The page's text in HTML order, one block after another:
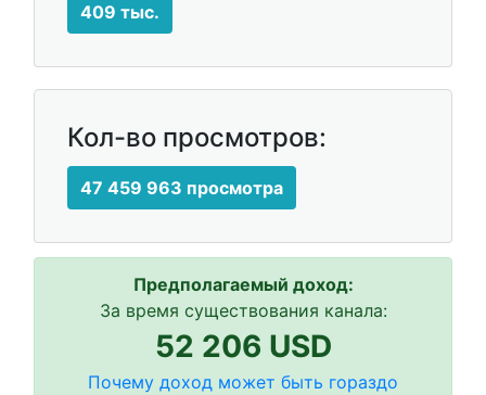
409 тыс.
Кол-во просмотров:
47 459 963 просмотра
Предполагаемый доход:
За время существования канала:
52 206 USD
Почему доход может быть гораздо